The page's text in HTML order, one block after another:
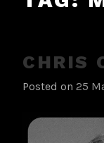
CHRIS
Posted on 25